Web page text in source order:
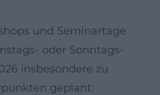
und Seminartage
oder Sonntags-
insbesondere zu
geplant: